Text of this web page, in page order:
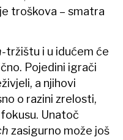
troškova – smatra
tržištu i u idućem će
Pojedini igrači
a njihovi
o razini zrelosti,
Unatoč
zasigurno može još